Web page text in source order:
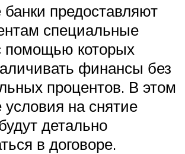
предоставляют
специальные
помощью которых
финансы без
процентов. В этом
условия на снятие
детально
в договоре.